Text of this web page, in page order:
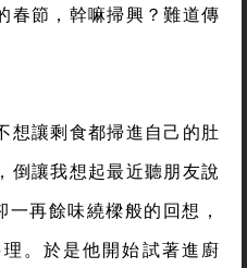
春節，幹嘛掃興？難道傳
想讓剩食都掃進自己的肚
倒讓我想起最近聽朋友說
再餘味繞樑般的回想，
。於是他開始試著進廚